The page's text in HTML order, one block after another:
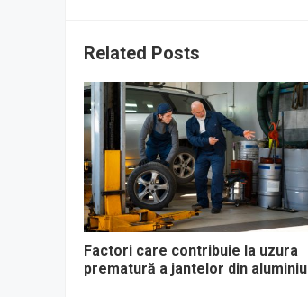
Related Posts
Factori care contribuie la uzura
prematură a jantelor din aluminiu